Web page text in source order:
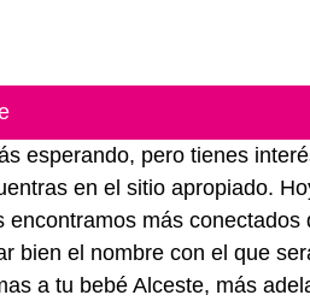
esperando, pero tienes
en el sitio apropiado.
más conectados
bien el nombre con el que
a tu bebé Alceste, más